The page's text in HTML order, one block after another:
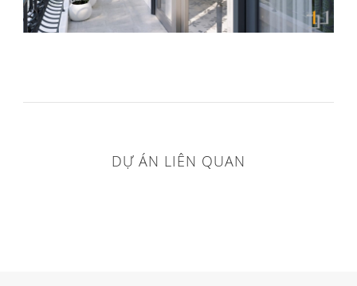
DỰ ÁN LIÊN QUAN